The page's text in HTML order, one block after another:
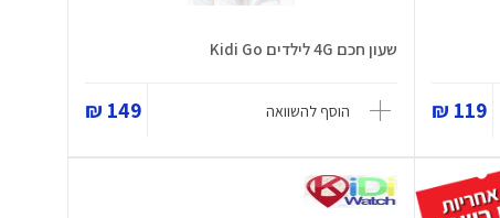
119 ₪
שעון חכם 4G לילדים Kidi Go
הוסף להשוואה 149 ₪